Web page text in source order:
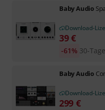
Baby Audio
Download-
39€
30-
-61%
Baby Audio
Download-
299 €